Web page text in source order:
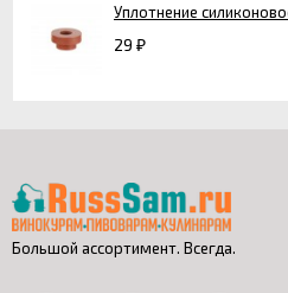
Уплотнение
29 ₽
Большой ассортимент. Всегда.